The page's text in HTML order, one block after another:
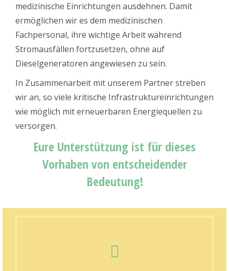
medizinische Einrichtungen ausdehnen. Damit
ermöglichen wir es dem medizinischen
Fachpersonal, ihre wichtige Arbeit während
Stromausfällen fortzusetzen, ohne auf
Dieselgeneratoren angewiesen zu sein.
In Zusammenarbeit mit unserem Partner streben
wir an, so viele kritische Infrastruktureinrichtungen
wie möglich mit erneuerbaren Energiequellen zu
versorgen.
Eure Unterstützung ist für dieses
Vorhaben von entscheidender
Bedeutung!